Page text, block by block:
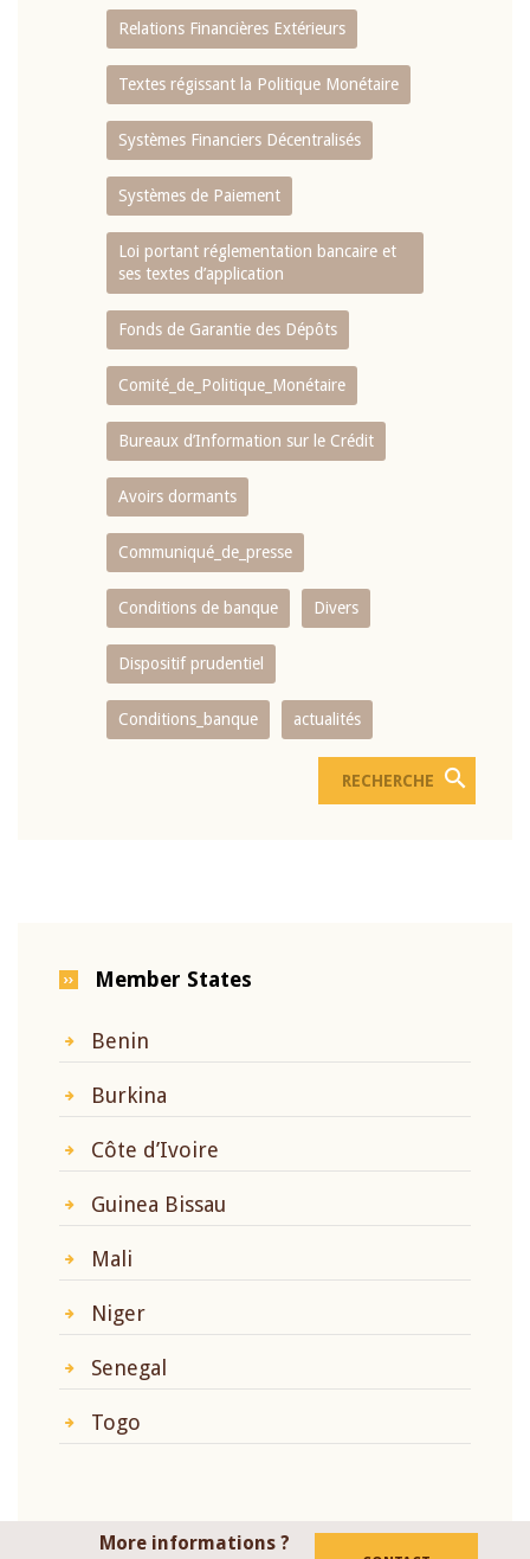
Relations Financières Extérieurs
Textes régissant la Politique Monétaire
Systèmes Financiers Décentralisés
Systèmes de Paiement
Loi portant réglementation bancaire et
ses textes d’application
Fonds de Garantie des Dépôts
Comité_de_Politique_Monétaire
Bureaux d’Information sur le Crédit
Avoirs dormants
Communiqué_de_presse
Conditions de banque Divers
Dispositif prudentiel
Conditions_banque actualités
Member States
Benin
Burkina
Côte d’Ivoire
Guinea Bissau
Mali
Niger
Senegal
Togo
More informations ?